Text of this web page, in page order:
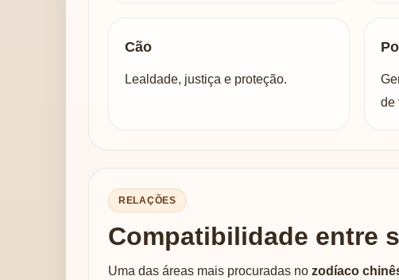
Cão
Lealdade, justiça e proteção.
de
RELAÇÕES
Compatibilidade entre
Uma das áreas mais procuradas no zodíaco